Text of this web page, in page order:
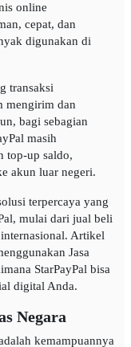
online
cepat, dan
digunakan di
transaksi
mengirim dan
bagi sebagian
masih
top-up saldo,
akun luar negeri.
terpercaya yang
mulai dari jual beli
Artikel
Jasa
StarPayPal bisa
digital Anda.
Negara
kemampuannya